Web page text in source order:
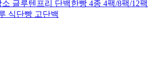
글루텐프리 단백한빵 4종 4팩/8팩/12팩
식단빵 고단백